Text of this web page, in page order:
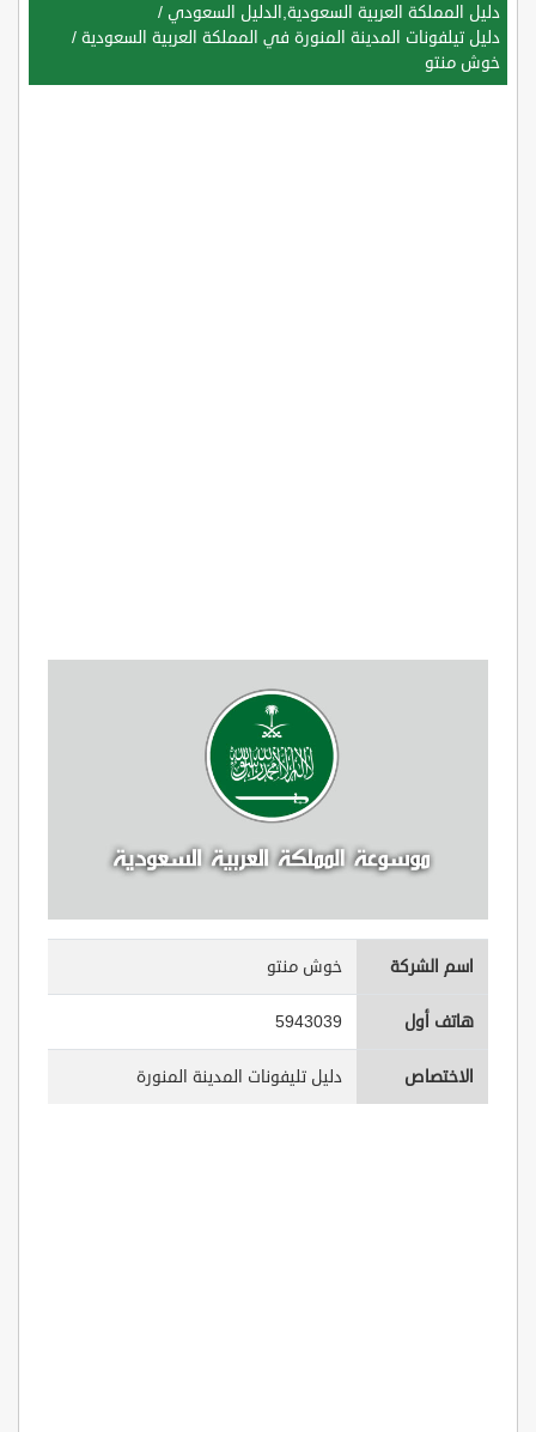
دليل المملكة العربية السعودية,الدليل السعودي /
دليل تيلفونات المدينة المنورة في المملكة العربية السعودية /
خوش منتو
اسم الشركة خوش منتو
هاتف أول 5943039
الاختصاص دليل تليفونات المدينة المنورة